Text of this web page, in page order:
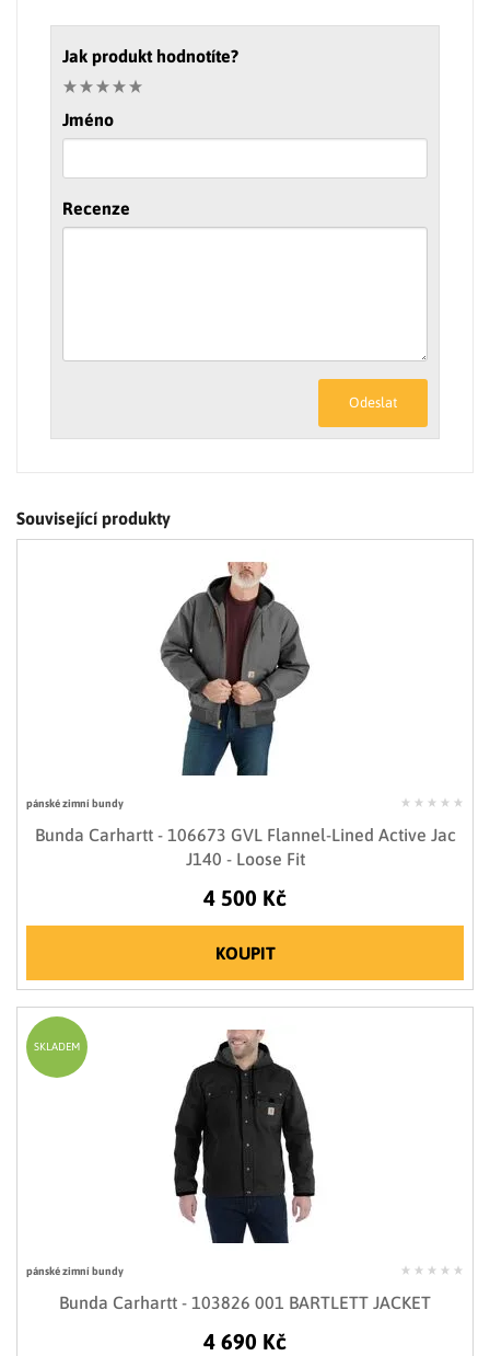
Jak produkt hodnotíte?
Jméno
Recenze
Odeslat
Související produkty
pánské zimní bundy
Bunda Carhartt - 106673 GVL Flannel-Lined Active Jac
J140 - Loose Fit
4 500 Kč
KOUPIT
pánské zimní bundy
Bunda Carhartt - 103826 001 BARTLETT JACKET
4 690 Kč
SKLADEM